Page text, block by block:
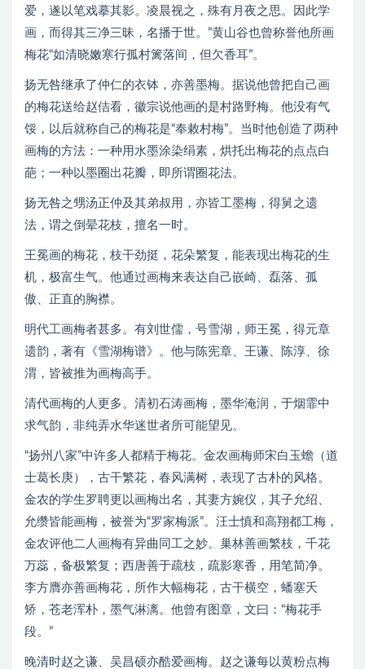
爱，遂以笔戏摹其影。凌晨视之，殊有月夜之思。因此学
画，而得其三净三昧，名播于世。”黄山谷也曾称誉他所画
梅花“如清晓嫩寒行孤村篱落间，但欠香耳”。
扬无咎继承了仲仁的衣钵，亦善墨梅。据说他曾把自己画
的梅花送给赵佶看，徽宗说他画的是村路野梅。他没有气
馁，以后就称自己的梅花是“奉敕村梅”。当时他创造了两种
画梅的方法：一种用水墨涂染绢素，烘托出梅花的点点白
葩；一种以墨圈出花瓣，即所谓圈花法。
扬无咎之甥汤正仲及其弟叔用，亦皆工墨梅，得舅之遗
法，谓之倒晕花枝，擅名一时。
王冕画的梅花，枝干劲挺，花朵繁复，能表现出梅花的生
机，极富生气。他通过画梅来表达自己嵌崎、磊落、孤
傲、正直的胸襟。
明代工画梅者甚多。有刘世儒，号雪湖，师王冕，得元章
遗韵，著有《雪湖梅谱》。他与陈宪章、王谦、陈淳、徐
渭，皆被推为画梅高手。
清代画梅的人更多。清初石涛画梅，墨华淹润，于烟霏中
求气韵，非纯弄水华迷世者所可能望见。
“扬州八家”中许多人都精于梅花。金农画梅师宋白玉蟾（道
士葛长庚），古干繁花，春风满树，表现了古朴的风格。
金农的学生罗聘更以画梅出名，其妻方婉仪，其子允绍、
允缵皆能画梅，被誉为“罗家梅派”。汪士慎和高翔都工梅，
金农评他二人画梅有异曲同工之妙。巢林善画繁枝，千花
万蕊，备极繁复；西唐善于疏枝，疏影寒香，用笔简净。
李方膺亦善画梅花，所作大幅梅花，古干横空，蟠塞夭
矫，苍老浑朴，墨气淋漓。他曾有图章，文曰：“梅花手
段。”
晚清时赵之谦、吴昌硕亦酷爱画梅。赵之谦每以黄粉点梅